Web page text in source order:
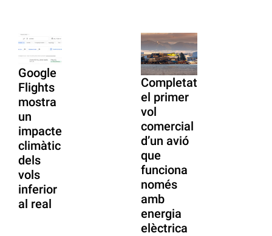
Google
Flights
mostra
un
impacte
climàtic
dels
vols
inferior
al real
Completat
el primer
vol
comercial
d’un avió
que
funciona
només
amb
energia
elèctrica